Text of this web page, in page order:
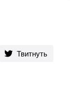
Твитнуть